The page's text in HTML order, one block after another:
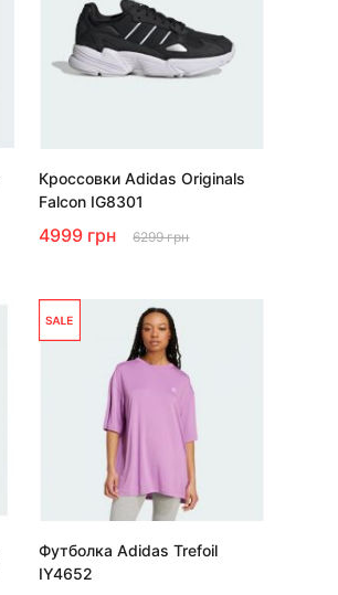
Кроссовки Adidas Originals
Falcon IG8301
4999 грн 6299 грн
Футболка Adidas Trefoil
IY4652